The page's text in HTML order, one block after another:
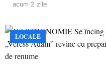
acum 2 zile
LOCALE